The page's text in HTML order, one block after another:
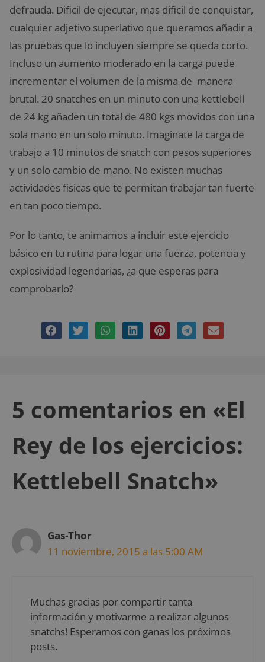
defrauda. Dificil de ejecutar, mas dificil de conquistar,
cualquier adjetivo superlativo que queramos añadir a
las pruebas que lo incluyen siempre se queda corto.
Incluso un aumento moderado en la carga puede
incrementar el volumen de la misma de manera
brutal. 20 snatches en un minuto con una kettlebell
de 24 kg añaden un total de 480 kgs movidos con una
sola mano en un solo minuto. Imaginate la carga de
trabajo a 10 minutos de snatch con pesos superiores
y un solo cambio de mano. No existen muchas
actividades fisicas que te permitan trabajar tan fuerte
en tan poco tiempo.
Por lo tanto, te animamos a incluir este ejercicio
básico en tu rutina para logar una fuerza, potencia y
explosividad legendarias, ¿a que esperas para
comprobarlo?
5 comentarios en «El
Rey de los ejercicios:
Kettlebell Snatch»
Gas-Thor
11 noviembre, 2015 a las 5:00 AM
Muchas gracias por compartir tanta
información y motivarme a realizar algunos
snatchs! Esperamos con ganas los próximos
posts.